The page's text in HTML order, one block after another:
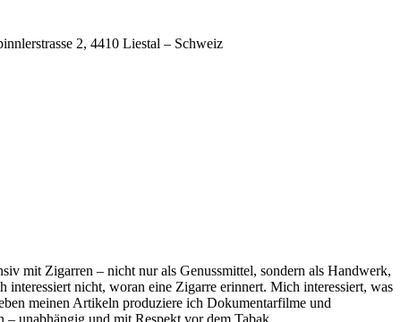
2, 4410 Liestal – Schweiz
mit Zigarren – nicht nur als Genussmittel, sondern als Handwerk,
nicht, woran eine Zigarre erinnert. Mich interessiert, was
meinen Artikeln produziere ich Dokumentarfilme und